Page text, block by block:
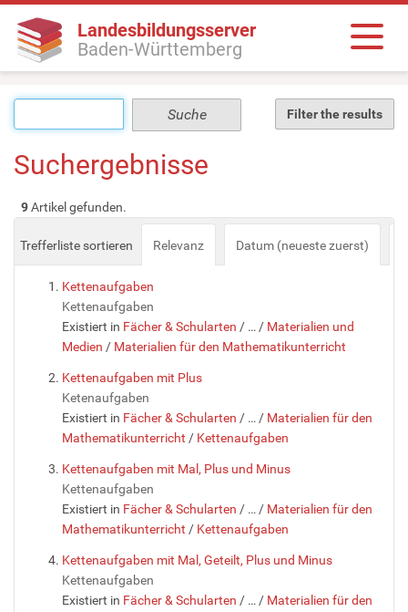
Landesbildungsserver
Baden-Württemberg
Filter the results
Suchergebnisse
9Artikel gefunden.
Trefferliste sortieren Relevanz Datum (neueste zuerst)
Kettenaufgaben
Kettenaufgaben
Existiert in Fächer & Schularten / … / Materialien und
Medien / Materialien für den Mathematikunterricht
Kettenaufgaben mit Plus
Ketenaufgaben
Existiert in Fächer & Schularten / … / Materialien für den
Mathematikunterricht / Kettenaufgaben
Kettenaufgaben mit Mal, Plus und Minus
Kettenaufgaben
Existiert in Fächer & Schularten / … / Materialien für den
Mathematikunterricht / Kettenaufgaben
Kettenaufgaben mit Mal, Geteilt, Plus und Minus
Kettenaufgaben
Existiert in Fächer & Schularten / … / Materialien für den